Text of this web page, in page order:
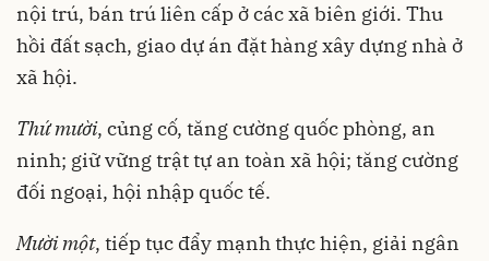
nội trú, bán trú liên cấp ở các xã biên giới. Thu
hồi đất sạch, giao dự án đặt hàng xây dựng nhà ở
xã hội.
Thứ mười, củng cố, tăng cường quốc phòng, an
ninh; giữ vững trật tự an toàn xã hội; tăng cường
đối ngoại, hội nhập quốc tế.
Mười một, tiếp tục đẩy mạnh thực hiện, giải ngân